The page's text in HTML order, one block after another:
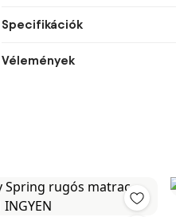
Specifikációk
Vélemények